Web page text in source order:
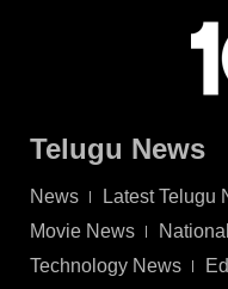
Telugu News
News Latest Telugu
Movie News
Technology News